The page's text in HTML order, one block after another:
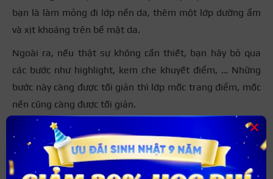
bạn là làm mỏng đi lớp nền da, thêm một lớp dưỡng ẩm
và xịt khoáng trên bề mặt da.
Ngoài ra, nếu thật sự không cần thiết, bạn hãy bỏ qua
các bước như highlight, kem che khuyết điểm, … Những
bước này càng được tối giản thì lớp mốc trang điểm, mốc
nền cũng càng được tối giản.
×